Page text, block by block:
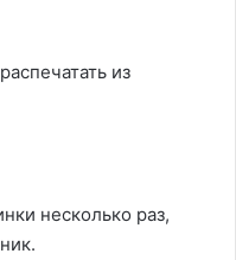
из
несколько раз,